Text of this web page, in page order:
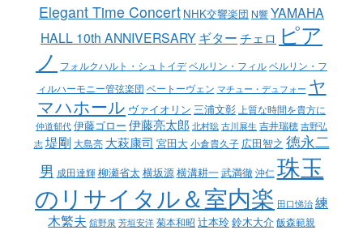
Elegant Time Concert NHK交響楽団 N響YAMAHA
HALL 10th ANNIVERSARYギターチェロ ピア
ノ
フォルクハルト・シュトイデベルリン・フィルベルリン・フ
ィルハーモニー管弦楽団 ベートーヴェン マチュー・デュフォー ヤ
マハホール ヴァイオリン 三浦文彰 上質な時間を貴方に
仲道郁代 伊藤ゴロー 伊藤亮太郎 北村聡 古川展生 吉井瑞穂 吉野弘
志 堤剛 大島亮 大萩康司 宮田大 小倉貴久子 広田智之 徳永二
男 成田達輝 柳瀬省太横坂源横溝耕一武満徹 沖仁 珠玉
のリサイタル＆室内楽 田口悌治 練
木繁夫 舘野泉 芳垣安洋 菊本和昭 辻本玲鈴木大介飯森範親